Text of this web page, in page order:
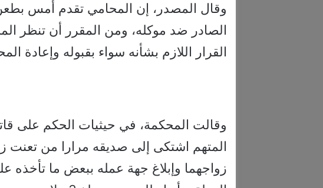
وقال المصدر، إن المحامي تقدم أمس
الصادر ضد موكله، ومن المقرر أن تنظر
القرار اللازم بشأنه سواء بقبوله وإعادة
وقالت المحكمة، في حيثيات الحكم على
المتهم اشتكى إلى صديقه مرارا من تعنت
زواجهما وإبلاغ جهة عمله ببعض ما تأخذه